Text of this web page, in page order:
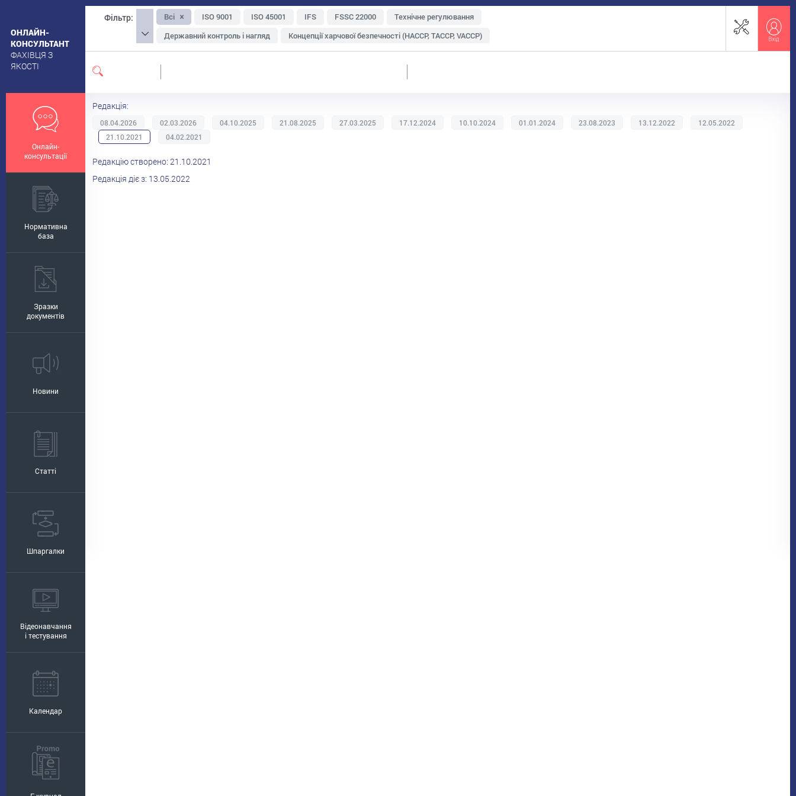
ОНЛАЙН-
КОНСУЛЬТАНТ
ФАХІВЦЯ З
ЯКОСТІ
Онлайн-
консультації
Нормативна
база
Зразки
документів
Новини
Статті
Шпаргалки
Відеонавчання
і тестування
Календар
Фільтр: Всі ISO 9001 ISO 45001 IFS FSSC 22000
Технічне регулювання
Державний контроль і нагляд
Концепції харчової безпечності (НАССР, TACCP, VACCP)
Упаковка та маркування
Зберігання і транспортування
Метрологія
Редакція:
08.04.2026 02.03.2026 04.10.2025 21.08.2025 27.03.2025 17.12.2024 10.10.2024 01.01.2024 23.08.2023 13.12.2022
12.05.2022
21.10.2021
04.02.2021
Редакцію створено: 21.10.2021
Редакція діє з: 13.05.2022